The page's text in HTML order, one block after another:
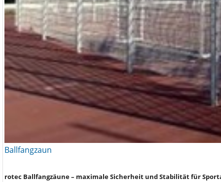
Ballfangzaun
rotec Ballfangzäune – maximale Sicherheit und Stabilität für